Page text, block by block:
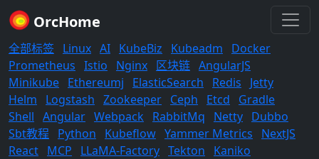
OrcHome
全部标签 Linux AI KubeBiz Kubeadm
Docker
Prometheus Istio Nginx 区块链 AngularJS
Minikube Ethereumj ElasticSearch Redis
Jetty
Helm
Logstash Zookeeper Ceph Etcd
Gradle
Shell Angular Webpack RabbitMq Netty Dubbo
Sbt教程
Python Kubeflow Yammer Metrics
NextJS
React MCP LLaMA-Factory Tekton
Kaniko